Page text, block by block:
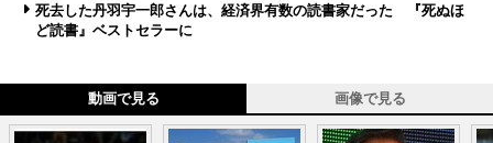
死去した丹羽宇一郎さんは、経済界有数の読書家だった 『死ぬほ
ど読書』ベストセラーに
動画で見る 画像で見る